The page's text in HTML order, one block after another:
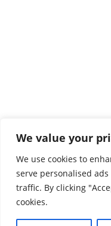
We value your
We use cookies to
serve personalised
traffic. By clicking
cookies.